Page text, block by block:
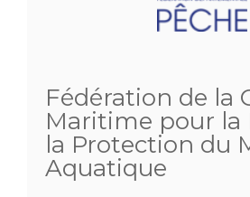
Fédération de la
Maritime pour la
la Protection du
Aquatique